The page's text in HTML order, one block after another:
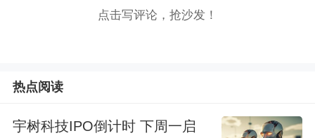
点击写评论，抢沙发！
热点阅读
宇树科技IPO倒计时 下周一启